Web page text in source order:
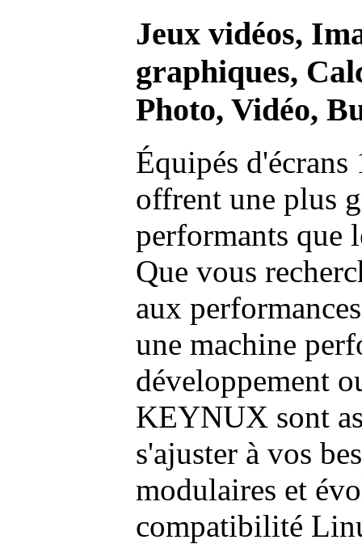
Jeux vidéos,
graphiques,
Photo, Vidéo,
Équipés
offrent une plus
performants que
Que vous
aux
une machine
développement
KEYNUX sont
s'ajuster à vos
modulaires et
compatibilité